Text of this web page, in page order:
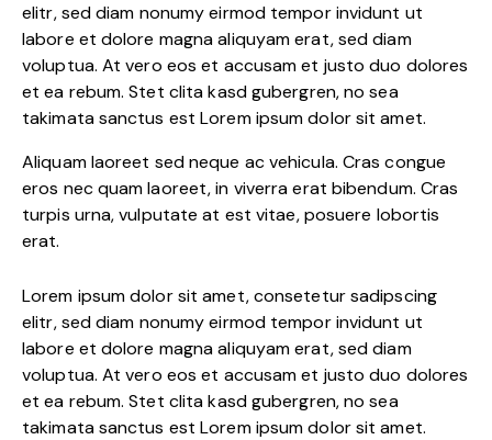
elitr, sed diam nonumy eirmod tempor invidunt ut
labore et dolore magna aliquyam erat, sed diam
voluptua. At vero eos et accusam et justo duo dolores
et ea rebum. Stet clita kasd gubergren, no sea
takimata sanctus est Lorem ipsum dolor sit amet.
Aliquam laoreet sed neque ac vehicula. Cras congue
eros nec quam laoreet, in viverra erat bibendum. Cras
turpis urna, vulputate at est vitae, posuere lobortis
erat.
Lorem ipsum dolor sit amet, consetetur sadipscing
elitr, sed diam nonumy eirmod tempor invidunt ut
labore et dolore magna aliquyam erat, sed diam
voluptua. At vero eos et accusam et justo duo dolores
et ea rebum. Stet clita kasd gubergren, no sea
takimata sanctus est Lorem ipsum dolor sit amet.